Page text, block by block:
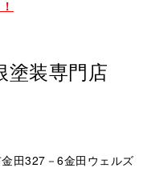
塗装専門店
田327－6金田ウェルズ